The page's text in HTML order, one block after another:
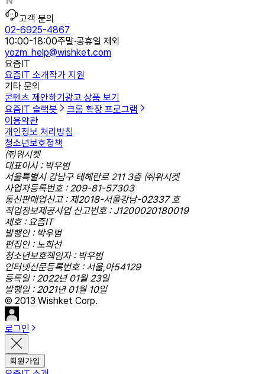
고객 문의
02-6925-4867
10:00-18:00주말·공휴일 제외
yozm_help@wishket.com
요즘IT
요즘IT 소개작가 지원
기타 문의
콘텐츠 제안하기 광고 상품 보기
요즘IT 슬랙봇
크롬 확장 프로그램
이용약관
개인정보 처리방침
청소년보호정책
㈜위시켓
대표이사 : 박우범
서울특별시 강남구 테헤란로 211 3층 ㈜위시켓
사업자등록번호 : 209-81-57303
통신판매업신고 : 제2018-서울강남-02337 호
직업정보제공사업 신고번호 : J1200020180019
제호 : 요즘IT
발행인 : 박우범
편집인 : 노희선
청소년보호책임자 : 박우범
인터넷신문등록번호 : 서울,아54129
등록일 : 2022년 01월 23일
발행일 : 2021년 01월 10일
© 2013 Wishket Corp.
로그인
회원가입